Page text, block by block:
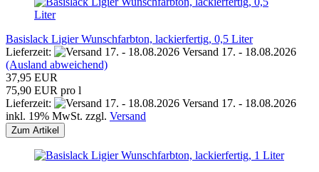
Basislack Ligier Wunschfarbton, lackierfertig, 0,5 Liter
Lieferzeit:
Versand 17. - 18.08.2026
(Ausland abweichend)
37,95 EUR
75,90 EUR pro l
Lieferzeit:
Versand 17. - 18.08.2026
inkl. 19% MwSt. zzgl. Versand
Zum Artikel